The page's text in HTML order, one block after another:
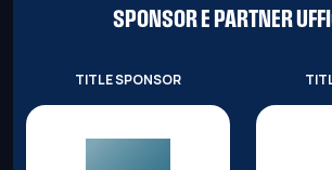
SPONSOR E PARTNER
TITLE SPONSOR